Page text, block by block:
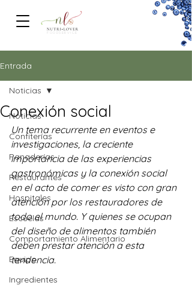
Entrada
Noticias
Confiterías
Panaderías
Restaurantes
Hospitales
Escuelas
Comportamiento Alimentario
Equipo
Ingredientes
Noticias
Conexión social
Un tema recurrente en eventos e
investigaciones, la creciente
importancia de las experiencias
gastronómicas y la conexión social
en el acto de comer es visto con gran
atención por los restauradores de
todo el mundo. Y quienes se ocupan
del diseño de alimentos también
deben prestar atención a esta
tendencia.